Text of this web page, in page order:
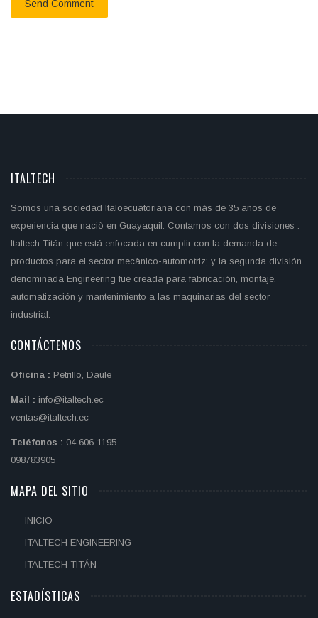
ITALTECH
Somos una sociedad Italoecuatoriana con màs de 35 años de
experiencia que naciò en Guayaquil. Contamos con dos divisiones :
Italtech Titán que está enfocada en cumplir con la demanda de
productos para el sector mecànico-automotriz; y la segunda división
denominada Engineering fue creada para fabricación, montaje,
automatización y mantenimiento a las maquinarias del sector
industrial.
CONTÁCTENOS
Oficina : Petrillo, Daule
Mail : info@italtech.ec
ventas@italtech.ec
Teléfonos : 04 606-1195
098783905
MAPA DEL SITIO
INICIO
ITALTECH ENGINEERING
ITALTECH TITÁN
ESTADÍSTICAS